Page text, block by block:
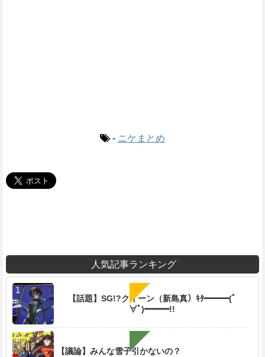
- ニケまとめ
人気記事ランキング
【話題】SG!?クイーン（新島真）ｷﾀ━━━(ﾟ
∀ﾟ)━━━!!
【議論】みんな雪子引かないの？